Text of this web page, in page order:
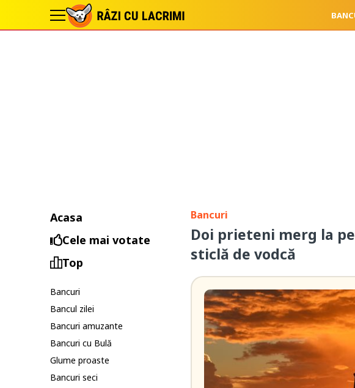
Acasa
Cele mai votate
Top
Bancuri
Bancul zilei
Bancuri amuzante
Bancuri cu Bulă
Glume proaste
Bancuri seci
Bancuri
Doi prieteni merg la
sticlă de vodcă